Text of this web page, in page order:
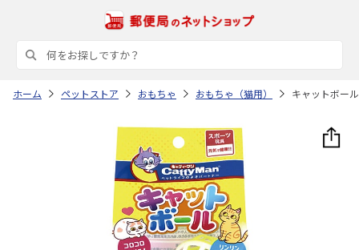
ホーム ペットストア おもちゃ おもちゃ（猫用） キャットボール